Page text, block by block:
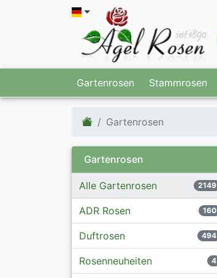
Gartenrosen Stammrosen
Gartenrosen
Gartenrosen
Alle Gartenrosen 2149
ADR Rosen 160
Duftrosen 494
Rosenneuheiten 4